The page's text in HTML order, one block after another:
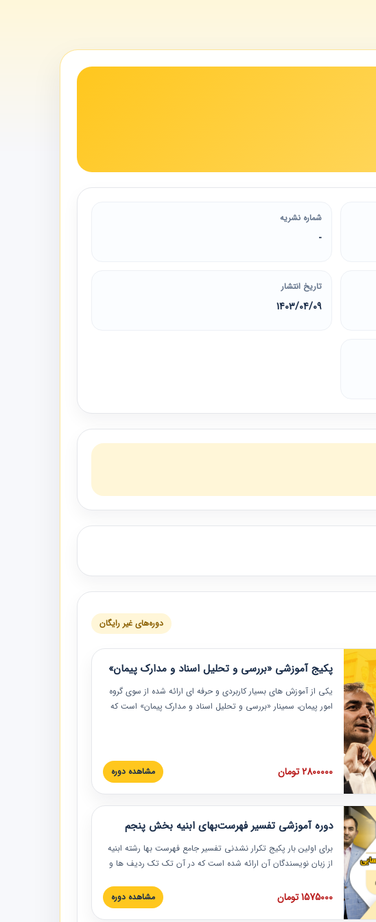
شماره نشریه
-
تاریخ انتشار
1403/04/09
دوره‌های غیر رایگان
پکیج آموزشی «بررسی و تحلیل اسناد و مدارک پیمان»
یکی از آموزش‏‏‏‏‏‏ های بسیار کاربردی و حرفه‏ ای ارائه شده از سوی گروه
امور پیمان، سمینار «بررسی و تحلیل اسناد و مدارک پیمان» است که
عملی در این خصوص ارائه شده است.
2800000 تومان مشاهده دوره
دوره آموزشی تفسیر فهرست‌بهای ابنیه بخش پنجم
برای اولین بار پکیج تکرار نشدنی تفسیر جامع فهرست بها رشته ابنیه
از زبان نویسندگان آن ارائه شده است که در آن تک تک ردیف ها و
تصویری بوده و به همراه تصاویر عملیات اجرایی مرتبط با ردیف های
فهرست بها ارائه شده است. این دوره با کلام مهندس
1575000 تومان مشاهده دوره